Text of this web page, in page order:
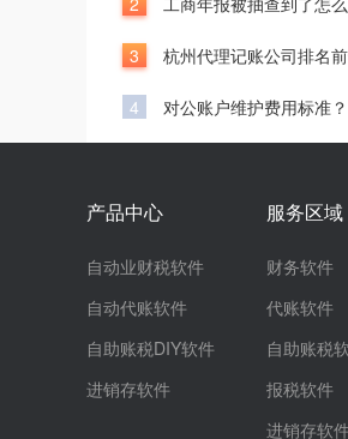
3 杭州代理记账公司排名
4 对公账户维护费用标准？
产品中心
自动业财税软件
自动代账软件
自助账税DIY软件
进销存软件
服务区域
财务软件
代账软件
自助账税
报税软件
进销存软